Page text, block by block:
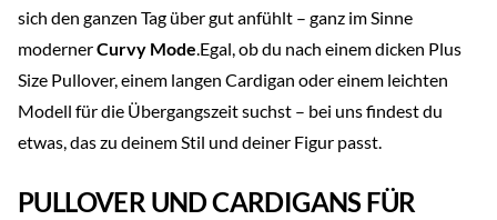
sich den ganzen Tag über gut anfühlt – ganz im Sinne
modernerCurvy Mode.Egal, ob du nach einem dicken Plus
Size Pullover, einem langen Cardigan oder einem leichten
Modell für die Übergangszeit suchst – bei uns findest du
etwas, das zu deinem Stil und deiner Figur passt.
PULLOVER UND CARDIGANS FÜR